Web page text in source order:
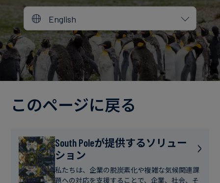
所
地
誠
実
へ
り
み
エ
ル
ギ
ー・
電
ガ
ス
食
飲
後
イ
ベ
ン
ト
ブ
ロ
ー
English
このページに戻る
South Poleが提供するソリュー
ション
私たちは、企業の脱炭素化や複雑な気候関連課
題への対応を支援することで、企業、社会、そ